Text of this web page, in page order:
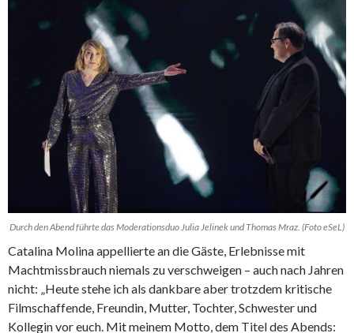
Durch den Abend führte das Moderationsduo Julia Jelinek und Thomas Mraz. (Foto eSeL)
Catalina Molina appellierte an die Gäste, Erlebnisse mit
Machtmissbrauch niemals zu verschweigen – auch nach Jahren
nicht: „Heute stehe ich als dankbare aber trotzdem kritische
Filmschaffende, Freundin, Mutter, Tochter, Schwester und
Kollegin vor euch. Mit meinem Motto, dem Titel des Abends: